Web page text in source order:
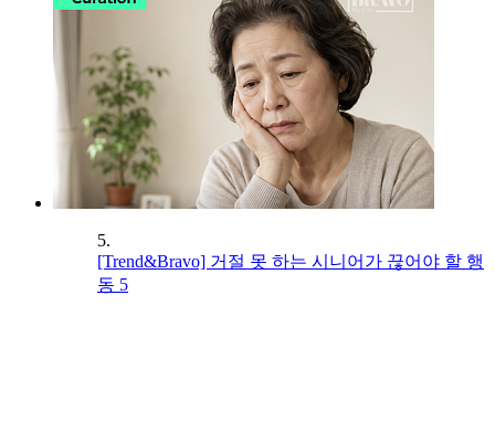
5.
[Trend&Bravo] 거절 못 하는 시니어가 끊어야 할 행
동 5